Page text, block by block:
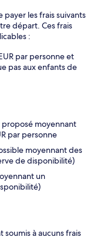
payer les frais suivants
départ. Ces frais
:
par personne et
pas aux enfants de
proposé moyennant
par personne
moyennant des
de disponibilité)
un
soumis à aucuns frais